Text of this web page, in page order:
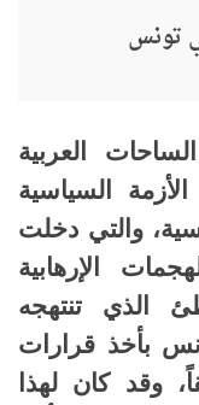
تونس
العربية
السياسية
والتي دخلت
الإرهابية
الذي تنتهجه
بأخذ قرارات
وقد كان لهذا